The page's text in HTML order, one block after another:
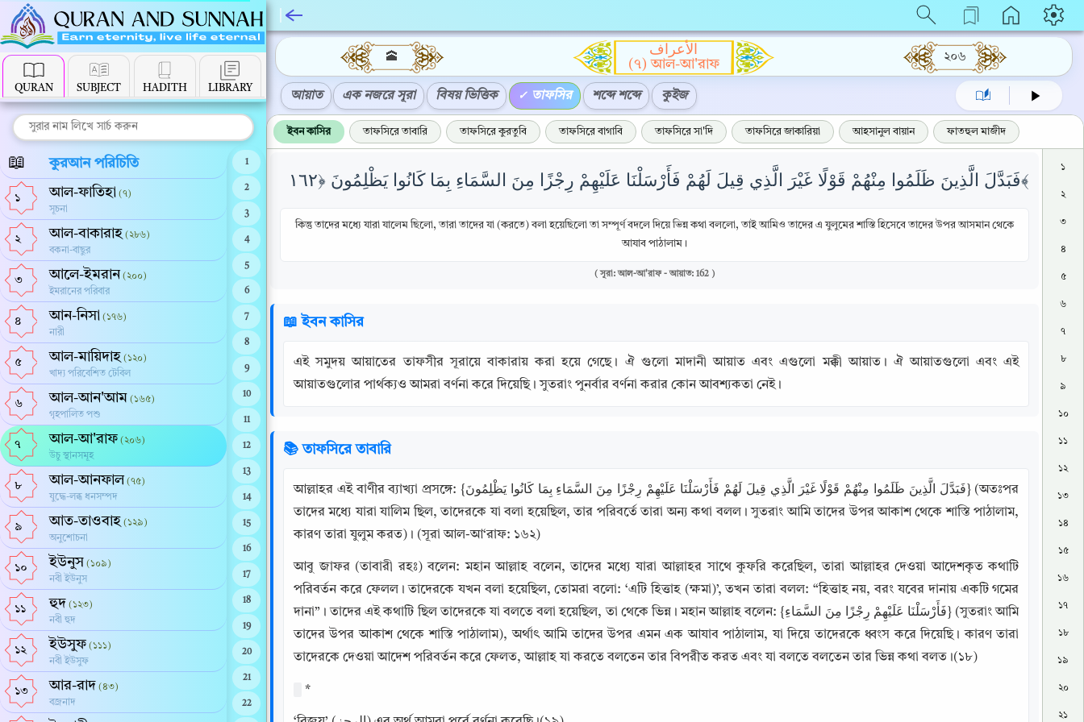
QURAN SUBJECT HADITH LIBRARY
📖 কুরআন পরিচিতি
১ আল-ফাতিহা (৭)
সূচনা
২ আল-বাকারাহ (২৮৬)
বকনা-বাছুর
৩ আলে-ইমরান (২০০)
ইমরানের পরিবার
৪ আন-নিসা (১৭৬)
নারী
৫ আল-মায়িদাহ (১২০)
খাদ্য পরিবেশিত টেবিল
৬ আল-আন'আম (১৬৫)
গৃহপালিত পশু
৭ আল-আ'রাফ (২০৬)
উচু স্থানসমূহ
৮ আল-আনফাল (৭৫)
যুদ্ধে-লব্ধ ধনসম্পদ
৯ আত-তাওবাহ (১২৯)
অনুশোচনা
১০ ইউনুস (১০৯)
নবী ইউনুস
১১ হুদ (১২৩)
নবী হুদ
১২ ইউসুফ (১১১)
নবী ইউসুফ
১৩ আর-রাদ (৪৩)
বজ্রনাদ
1
2
3
4
5
6
7
8
9
10
11
12
13
14
15
16
17
18
19
20
21
22
🕋
الأعراف
(৭) আল-আ'রাফ
২০৬
আয়াত এক নজরে সূরা বিষয় ভিত্তিক তাফসির শব্দে শব্দে কুইজ
ইবন কাসির তাফসিরে তাবারি তাফসিরে কুরতুবি তাফসিরে বাগাবি তাফসিরে সা'দি তাফসিরে জাকারিয়া আহসানুল বায়ান ফাতহুল মাজীদ
فَبَدَّلَ الَّذِينَ ظَلَمُوا مِنْهُمْ قَوْلًا غَيْرَ الَّذِي قِيلَ لَهُمْ فَأَرْسَلْنَا عَلَيْهِمْ رِجْزًا مِنَ السَّمَاءِ بِمَا كَانُوا يَظْلِمُونَ ﴿١٦٢﴾
কিন্তু তাদের মধ্যে যারা যালেম ছিলো, তারা তাদের যা (করতে) বলা হয়েছিলো তা সম্পূর্ণ বদলে দিয়ে ভিন্ন কথা বললো, তাই আমিও তাদের এ যুলুমের শাস্তি হিসেবে তাদের উপর আসমান থেকে
আযাব পাঠালাম।
( সূরা: আল-আ'রাফ - আয়াত: 162 )
📖 ইবন কাসির
এই সমুদয় আয়াতের তাফসীর সূরায়ে বাকারায় করা হয়ে গেছে। ঐ গুলো মাদানী আয়াত এবং এগুলো মক্কী আয়াত। ঐ আয়াতগুলো এবং এই
আয়াতগুলোর পার্থক্যও আমরা বর্ণনা করে দিয়েছি। সুতরাং পুনর্বার বর্ণনা করার কোন আবশ্যকতা নেই।
📚 তাফসিরে তাবারি
আল্লাহর এই বাণীর ব্যাখ্যা প্রসঙ্গে: {فَبَدَّلَ الَّذِينَ ظَلَمُوا مِنْهُمْ قَوْلًا غَيْرَ الَّذِي قِيلَ لَهُمْ فَأَرْسَلْنَا عَلَيْهِمْ رِجْزًا مِنَ السَّمَاءِ بِمَا كَانُوا يَظْلِمُونَ} (অতঃপর
তাদের মধ্যে যারা যালিম ছিল, তাদেরকে যা বলা হয়েছিল, তার পরিবর্তে তারা অন্য কথা বলল। সুতরাং আমি তাদের উপর আকাশ থেকে শাস্তি পাঠালাম,
কারণ তারা যুলুম করত)। (সূরা আল-আ‘রাফ: ১৬২)
আবু জাফর (তাবারী রহঃ) বলেন: মহান আল্লাহ বলেন, তাদের মধ্যে যারা আল্লাহর সাথে কুফরি করেছিল, তারা আল্লাহর দেওয়া আদেশকৃত কথাটি
পরিবর্তন করে ফেলল। তাদেরকে যখন বলা হয়েছিল, তোমরা বলো: ‘এটি হিত্তাহ (ক্ষমা)’, তখন তারা বলল: “হিত্তাহ নয়, বরং যবের দানায় একটি গমের
দানা”। তাদের এই কথাটি ছিল তাদেরকে যা বলতে বলা হয়েছিল, তা থেকে ভিন্ন। মহান আল্লাহ বলেন: {فَأَرْسَلْنَا عَلَيْهِمْ رِجْزًا مِنَ السَّمَاءِ} (সুতরাং আমি
তাদের উপর আকাশ থেকে শাস্তি পাঠালাম), অর্থাৎ আমি তাদের উপর এমন এক আযাব পাঠালাম, যা দিয়ে তাদেরকে ধ্বংস করে দিয়েছি। কারণ তারা
তাদেরকে দেওয়া আদেশ পরিবর্তন করে ফেলত, আল্লাহ যা করতে বলতেন তার বিপরীত করত এবং যা বলতে বলতেন তার ভিন্ন কথা বলত।(১৮)
*
১
২
৩
৪
৫
৬
৭
৮
৯
১০
১১
১২
১৩
১৪
১৫
১৬
১৭
১৮
১৯
২০
২১